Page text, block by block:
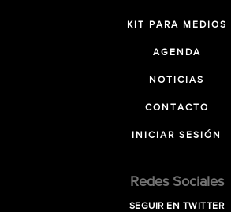
KIT PARA MEDIOS
AGENDA
NOTICIAS
CONTACTO
INICIAR SESIÓN
Redes Sociales
SEGUIR EN TWITTER